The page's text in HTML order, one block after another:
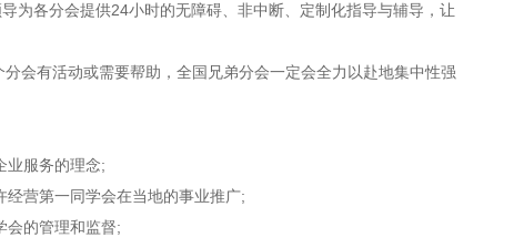
导为各分会提供24小时的无障碍、非中断、定制化指导与辅导，让
分会有活动或需要帮助，全国兄弟分会一定会全力以赴地集中性强
业服务的理念;
经营第一同学会在当地的事业推广;
会的管理和监督;